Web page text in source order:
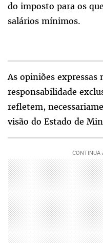
do imposto para os
salários mínimos.
As opiniões expressas
responsabilidade
refletem,
visão do Estado de